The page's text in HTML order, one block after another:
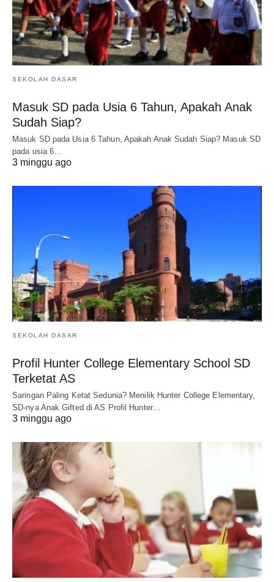
SEKOLAH DASAR
Masuk SD pada Usia 6 Tahun, Apakah Anak
Sudah Siap?
Masuk SD pada Usia 6 Tahun, Apakah Anak Sudah Siap? Masuk SD
pada usia 6…
3 minggu ago
SEKOLAH DASAR
Profil Hunter College Elementary School SD
Terketat AS
Saringan Paling Ketat Sedunia? Menilik Hunter College Elementary,
SD-nya Anak Gifted di AS Profil Hunter…
3 minggu ago